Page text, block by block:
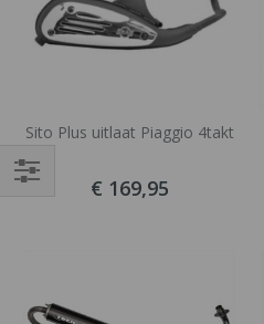
Sito Plus uitlaat Piaggio 4takt
€ 169,95